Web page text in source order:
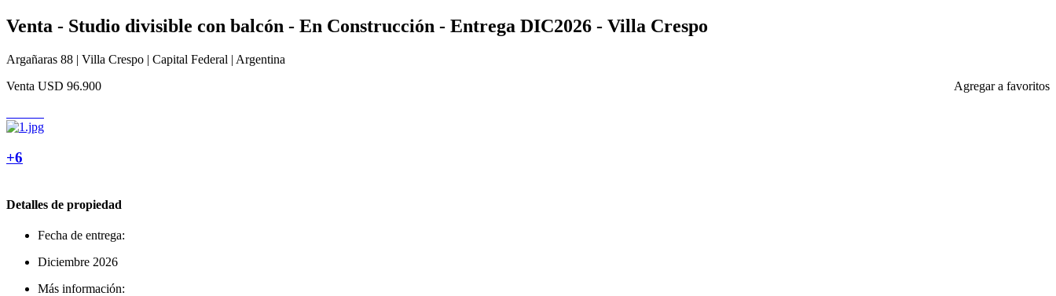
Venta - Studio divisible con balcón - En Construcción - Entrega DIC2026 - Villa Crespo
Argañaras 88 | Villa Crespo | Capital Federal | Argentina
Agregar a favoritos
Venta USD 96.900
+6
Detalles de propiedad
Fecha de entrega:
Diciembre 2026
Más información: